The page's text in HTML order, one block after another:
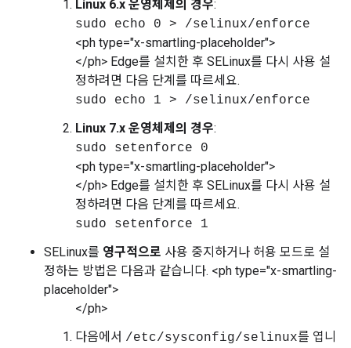
Linux 6.x 운영체제의 경우:
sudo echo 0 > /selinux/enforce
<ph type="x-smartling-placeholder">
</ph> Edge를 설치한 후 SELinux를 다시 사용 설
정하려면 다음 단계를 따르세요.
sudo echo 1 > /selinux/enforce
Linux 7.x 운영체제의 경우:
sudo setenforce 0
<ph type="x-smartling-placeholder">
</ph> Edge를 설치한 후 SELinux를 다시 사용 설
정하려면 다음 단계를 따르세요.
sudo setenforce 1
SELinux를 영구적으로 사용 중지하거나 허용 모드로 설
정하는 방법은 다음과 같습니다. <ph type="x-smartling-
placeholder">
</ph>
다음에서 /etc/sysconfig/selinux를 엽니